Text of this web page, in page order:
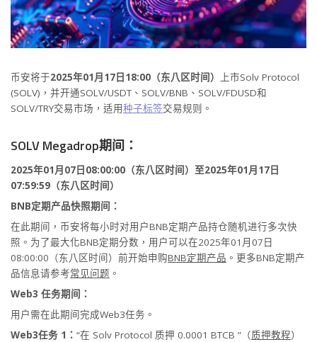
币安将于2025年01月17日18:00（东八区时间）
上市Solv Protocol
(SOLV)，并开通SOLV/USDT、SOLV/BNB、SOLV/FDUSD和
SOLV/TRY交易市场，适用种子标签交易规则。
SOLV Megadrop期间：
2025年01月07日08:00:00（东八区时间）至2025年01月17日
07:59:59（东八区时间）
BNB定期产品快照期间：
在此期间，币安将每小时对用户BNB定期产品持仓随机进行多次快
照。为了最大化BNB定期分数，用户可以在2025年01月07日
08:00:00（东八区时间）前开始申购BNB定期产品 。更多BNB定期产
品信息请参考常见问题 。
Web3 任务期间：
用户需在此期间完成Web3任务。
Web3任务 1： “在 Solv Protocol 质押 0.0001 BTCB ”（质押教程）